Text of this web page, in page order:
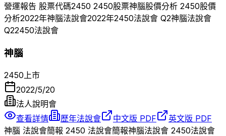
營運報告 股票代碼2450 2450股票神腦股價分析 2450股價
分析2022年神腦法說會2022年2450法說會 Q2神腦法說會
Q22450法說會
神腦
2450 上市
2022/5/20
法人說明會
查看詳情
歷年法說會 中文版 PDF
英文版 PDF
神腦 法說會簡報 2450 法說會簡報神腦法說會 2450法說會